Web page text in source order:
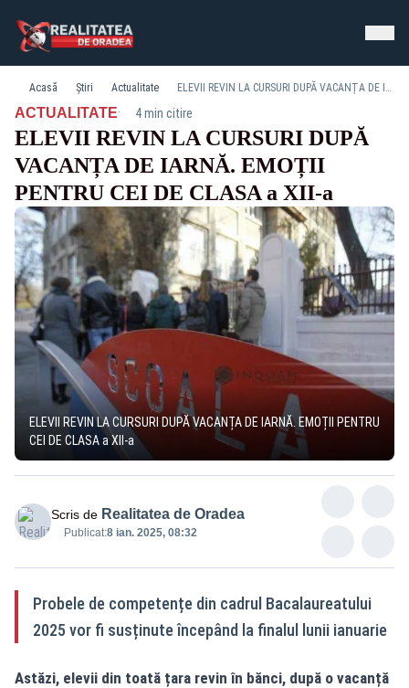
Acasă Știri Actualitate ELEVII REVIN LA CURSURI DUPĂ VACANȚA DE IARNĂ. EMOȚII PENTRU CEI DE CLASA a XII-a
ACTUALITATE· 4 min citire
ELEVII REVIN LA CURSURI DUPĂ
VACANȚA DE IARNĂ. EMOȚII
PENTRU CEI DE CLASA a XII-a
ELEVII REVIN LA CURSURI DUPĂ VACANȚA DE IARNĂ. EMOȚII PENTRU
CEI DE CLASA a XII-a
Scris de Realitatea de Oradea
Publicat:8 ian. 2025, 08:32
Probele de competențe din cadrul Bacalaureatului
2025 vor fi susținute începând la finalul lunii ianuarie
Astăzi, elevii din toată țara revin în bănci, după o vacanță